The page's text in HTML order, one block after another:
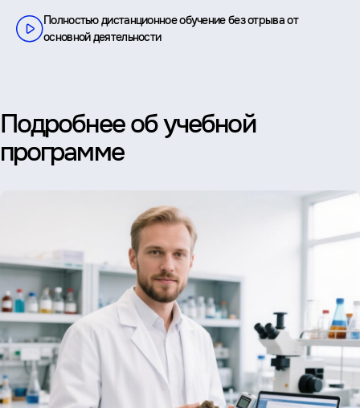
Полностью дистанционное обучение без отрыва от
основной деятельности
Подробнее об учебной
программе